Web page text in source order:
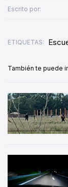
Escrito por:
ETIQUETAS:
También te puede